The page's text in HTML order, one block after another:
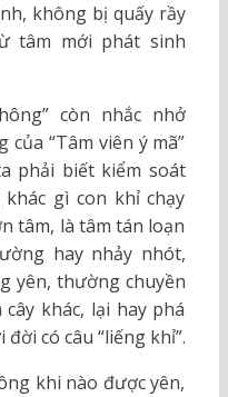
không bị quấy rầy
tâm mới phát sinh
còn nhắc nhở
“Tâm viên ý mã”
phải biết kiểm soát
gì con khỉ chạy
tâm, là tâm tán loạn
hay nhảy nhót,
yên, thường chuyền
khác, lại hay phá
có câu “liếng khỉ”.
khi nào được yên,